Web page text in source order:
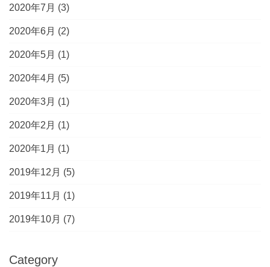
2020年7月 (3)
2020年6月 (2)
2020年5月 (1)
2020年4月 (5)
2020年3月 (1)
2020年2月 (1)
2020年1月 (1)
2019年12月 (5)
2019年11月 (1)
2019年10月 (7)
Category